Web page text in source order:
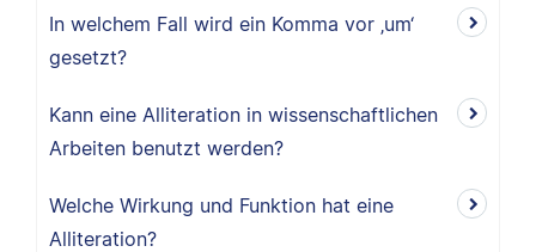
In welchem Fall wird ein Komma vor ‚um‘
gesetzt?
Kann eine Alliteration in wissenschaftlichen
Arbeiten benutzt werden?
Welche Wirkung und Funktion hat eine
Alliteration?